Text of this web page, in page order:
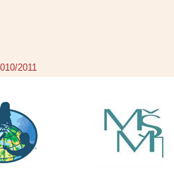
2011